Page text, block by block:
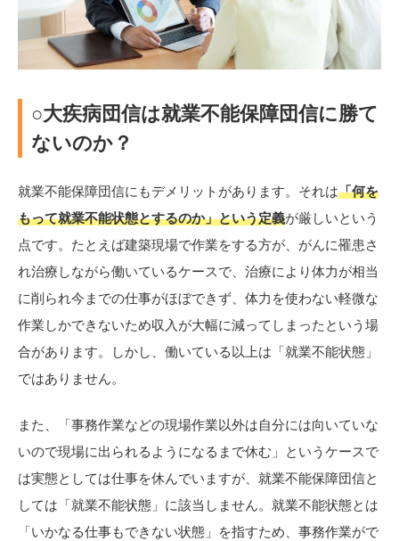
○大疾病団信は就業不能保障団信に勝て
ないのか？
就業不能保障団信にもデメリットがあります。それは「何を
もって就業不能状態とするのか」という定義が厳しいという
点です。たとえば建築現場で作業をする方が、がんに罹患さ
れ治療しながら働いているケースで、治療により体力が相当
に削られ今までの仕事がほぼできず、体力を使わない軽微な
作業しかできないため収入が大幅に減ってしまったという場
合があります。しかし、働いている以上は「就業不能状態」
ではありません。
また、「事務作業などの現場作業以外は自分には向いていな
いので現場に出られるようになるまで休む」というケースで
は実態としては仕事を休んでいますが、就業不能保障団信と
しては「就業不能状態」に該当しません。就業不能状態とは
「いかなる仕事もできない状態」を指すため、事務作業がで